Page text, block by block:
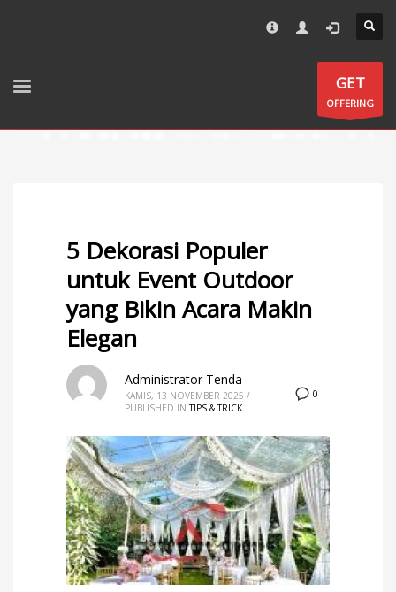
All images, description and specification on promotion materials
GET
OFFERING
5 Dekorasi Populer
untuk Event Outdoor
yang Bikin Acara Makin
Elegan
0
Administrator Tenda
KAMIS, 13 NOVEMBER 2025 /
PUBLISHED IN TIPS & TRICK